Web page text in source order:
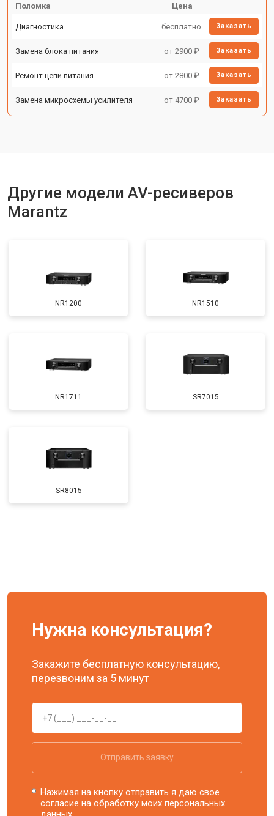
Поломка Цена
Диагностика бесплатно Заказать
Замена блока питания от 2900 ₽ Заказать
Ремонт цепи питания от 2800 ₽ Заказать
Замена микросхемы усилителя от 4700 ₽ Заказать
Другие модели AV-ресиверов
Marantz
NR1200 NR1510
NR1711 SR7015
SR8015
Нужна консультация?
Закажите бесплатную консультацию,
перезвоним за 5 минут
Отправить заявку
Нажимая на кнопку отправить я даю свое
согласие на обработку моихперсональных